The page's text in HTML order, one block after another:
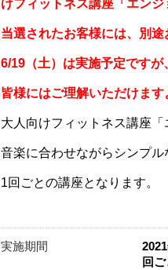
けフィットネス講座「エンジ
当選されたお客様には、別途
6/19（土）は実施予定ですが
皆様にはご理解いただけます
大人向けフィットネス講座「
音楽に合わせながらシンプル
1回ごとの講座となります。
実施期間
回